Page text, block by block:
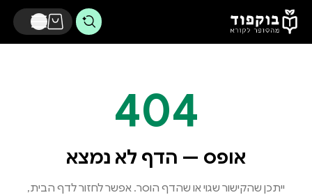
דלג לתוכן הראשי
404
אופס — הדף לא נמצא
ייתכן שהקישור שגוי או שהדף הוסר. אפשר לחזור לדף הבית,